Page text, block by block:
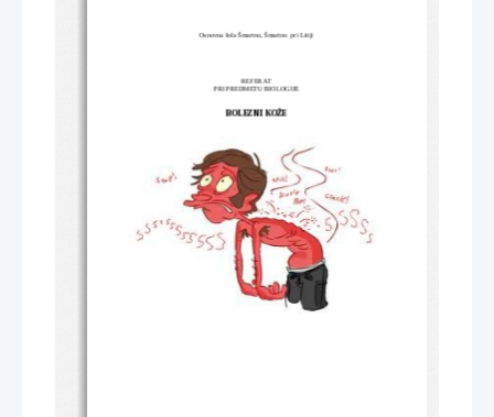
Osnovna šola Šmartno, Šmartno  pri Litiji
REFERAT
PRI PREDMETU BIOLOGIJE
BOLEZNI KOŽE